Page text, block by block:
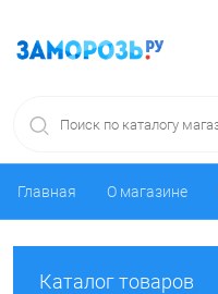
Главная О магазине
Каталог товаров